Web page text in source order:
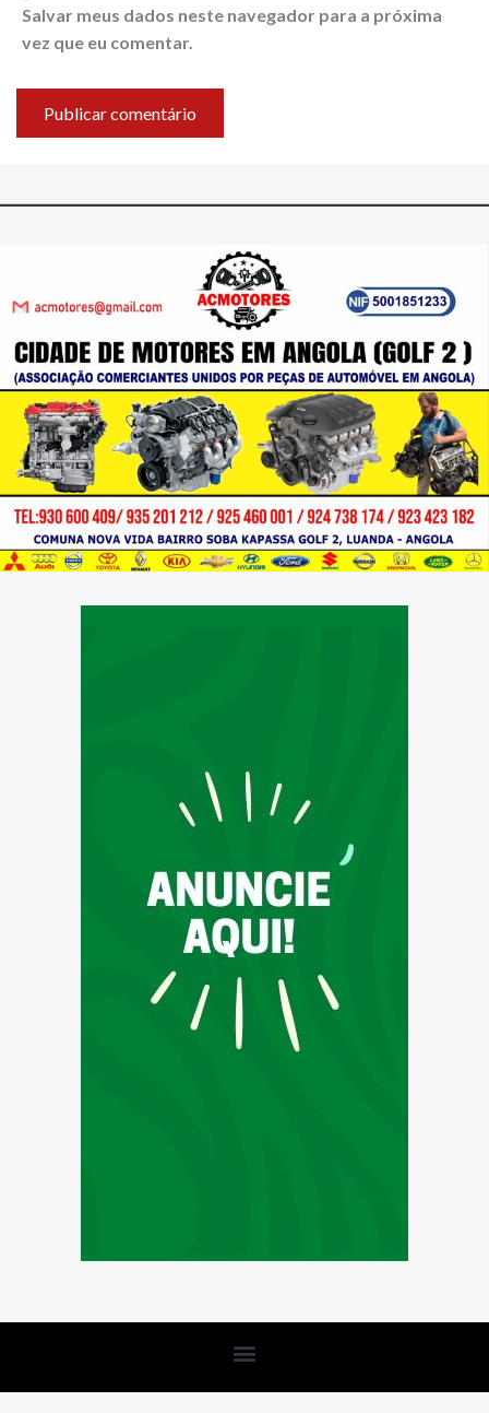
Salvar meus dados neste navegador para a próxima
vez que eu comentar.